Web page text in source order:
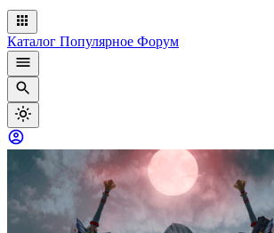
Каталог Популярное Форум